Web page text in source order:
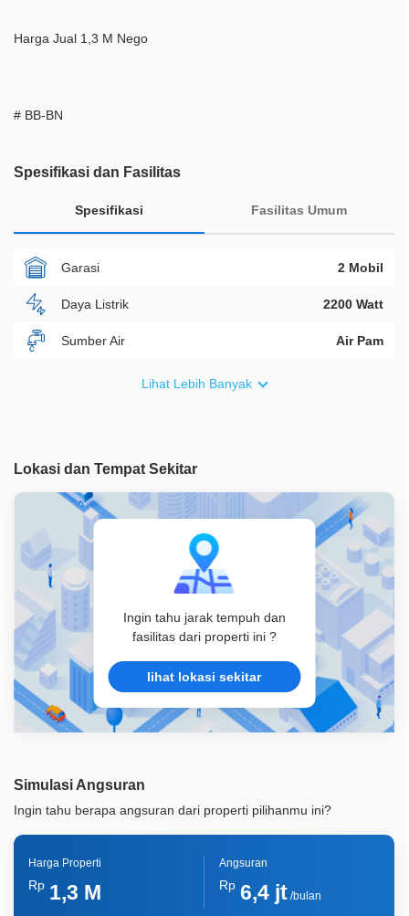
Harga Jual 1,3 M Nego
# BB-BN
Spesifikasi dan Fasilitas
Spesifikasi Fasilitas Umum
Garasi 2 Mobil
Daya Listrik 2200 Watt
Sumber Air Air Pam
Lihat Lebih Banyak
Lokasi dan Tempat Sekitar
Ingin tahu jarak tempuh dan
fasilitas dari properti ini ?
lihat lokasi sekitar
Simulasi Angsuran
Ingin tahu berapa angsuran dari properti pilihanmu ini?
Harga Properti
Rp 1,3 M
Angsuran
Rp 6,4 jt/bulan